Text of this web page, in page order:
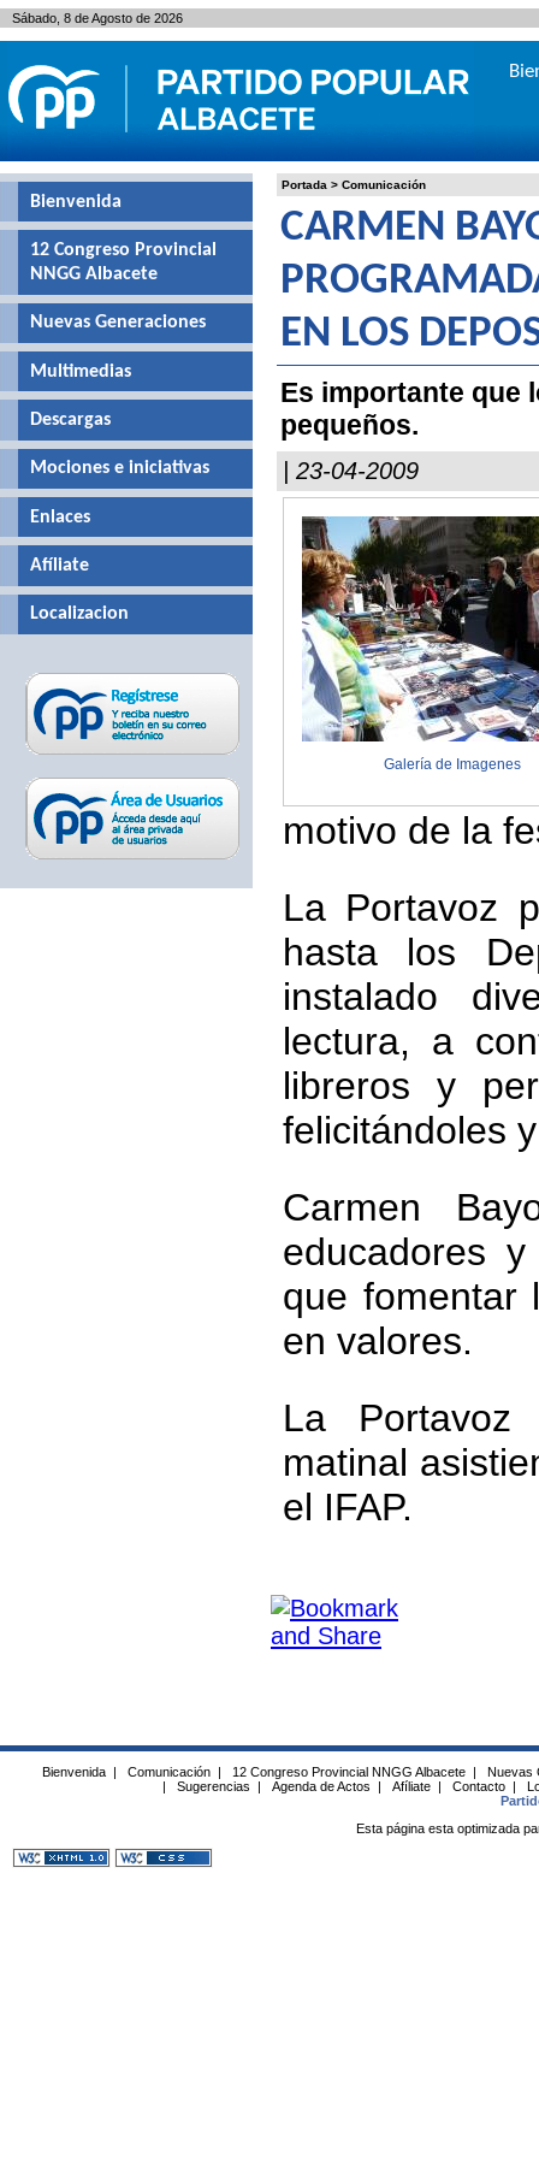
Portada > Comunicación
CARMEN
EN LOS
Es importante que
pequeños.
| 23-04-2009
Galería de Imagenes
motivo de la
La Portavoz
hasta los
instalado
lectura, a
libreros y
felicitándoles
Carmen
educadores
que fomentar
en valores.
La Portavoz
matinal
el IFAP.
Bienvenida
12 Congreso Provincial
NNGG Albacete
Nuevas Generaciones
Multimedias
Descargas
Mociones e iniciativas
Enlaces
Afíliate
Localizacion
Sábado, 8 de Agosto de 2026
Bienvenida | Comunicación | 12 Congreso Provincial NNGG Albacete |
Nuevas
|
Sugerencias | Agenda de Actos | Afíliate | Contacto |
Esta página esta optimizada